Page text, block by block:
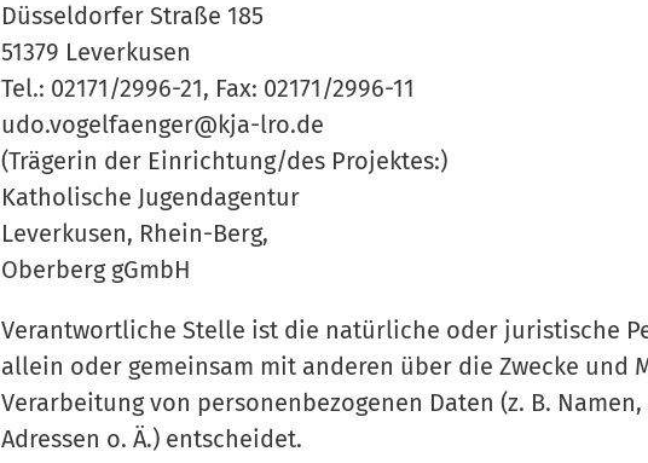
Düsseldorfer Straße 185
51379 Leverkusen
Tel.: 02171/2996-21, Fax: 02171/2996-11
udo.vogelfaenger@kja-lro.de
(Trägerin der Einrichtung/des Projektes:)
Katholische Jugendagentur
Leverkusen, Rhein-Berg,
Oberberg gGmbH
Verantwortliche Stelle ist die natürliche oder juristische
allein oder gemeinsam mit anderen über die Zwecke und
Verarbeitung von personenbezogenen Daten (z. B.
Adressen o. Ä.) entscheidet.